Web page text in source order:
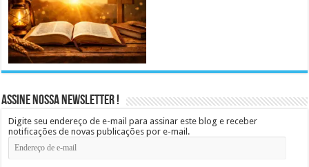
Assine Nossa Newsletter !
Digite seu endereço de e-mail para assinar este blog e receber
notificações de novas publicações por e-mail.
Endereço
de
e-